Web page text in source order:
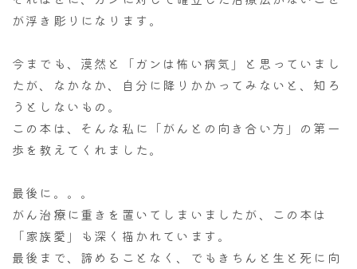
が浮き彫りになります。
今までも、漠然と「ガンは怖い病気」と思っていまし
たが、なかなか、自分に降りかかってみないと、知ろ
うとしないもの。
この本は、そんな私に「がんとの向き合い方」の第一
歩を教えてくれました。
最後に。。。
がん治療に重きを置いてしまいましたが、この本は
「家族愛」も深く描かれています。
最後まで、諦めることなく、でもきちんと生と死に向